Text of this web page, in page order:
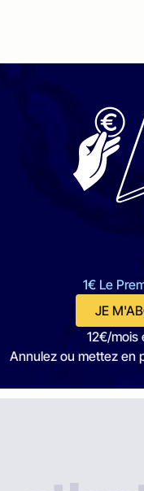
1€ Le
JE
12€/mois
Annulez ou mettez en